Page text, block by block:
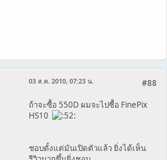
#88
03 ส.ค. 2010, 07:23 น.
ถ้าจะซื้อ 550D ผมจะไปซื้อ FinePix
HS10
ชอบตั้งแต่มันเปิดตัวแล้ว ยิ่งได้เห็น